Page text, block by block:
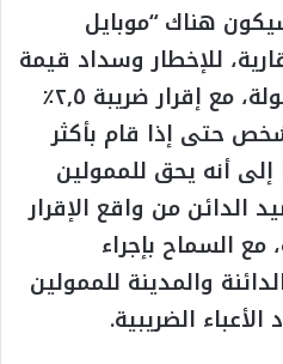
هناك “موبايل
للإخطار وسداد قيمة
الضريبة المستحقة بسهولة، مع إقرار ضريبة ٢,٥٪
حتى إذا قام بأكثر
أنه يحق للممولين
الدائن من واقع الإقرار
مع السماح بإجراء
والمدينة للممولين
الضريبية.